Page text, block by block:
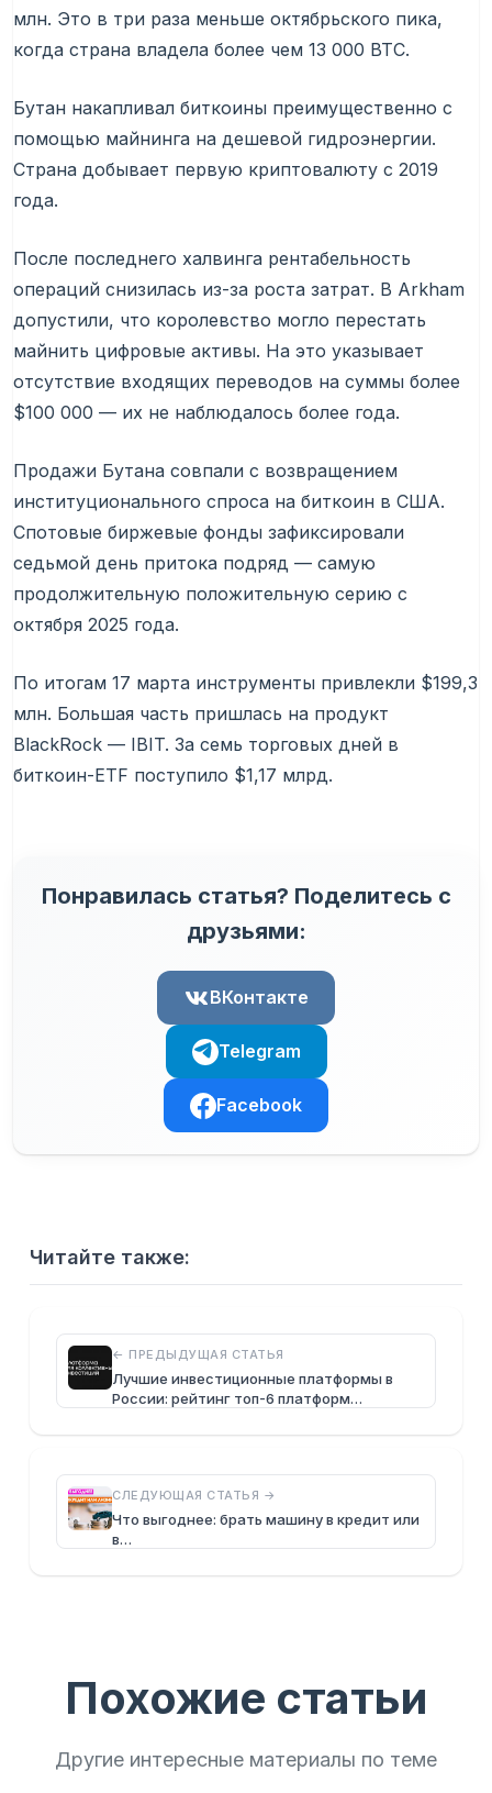
млн. Это в три раза меньше октябрьского пика,
когда страна владела более чем 13 000 BTC.
Бутан накапливал биткоины преимущественно с
помощью майнинга на дешевой гидроэнергии.
Страна добывает первую криптовалюту с 2019
года.
После последнего халвинга рентабельность
операций снизилась из-за роста затрат. В Arkham
допустили, что королевство могло перестать
майнить цифровые активы. На это указывает
отсутствие входящих переводов на суммы более
$100 000 — их не наблюдалось более года.
Продажи Бутана совпали с возвращением
институционального спроса на биткоин в США.
Спотовые биржевые фонды зафиксировали
седьмой день притока подряд — самую
продолжительную положительную серию с
октября 2025 года.
По итогам 17 марта инструменты привлекли $199,3
млн. Большая часть пришлась на продукт
BlackRock — IBIT. За семь торговых дней в
биткоин-ETF поступило $1,17 млрд.
Понравилась статья? Поделитесь с
друзьями:
ВКонтакте
Telegram
Facebook
Читайте также:
← ПРЕДЫДУЩАЯ СТАТЬЯ
Лучшие инвестиционные платформы в
России: рейтинг топ-6 платформ…
СЛЕДУЮЩАЯ СТАТЬЯ →
Что выгоднее: брать машину в кредит или
в…
Похожие статьи
Другие интересные материалы по теме